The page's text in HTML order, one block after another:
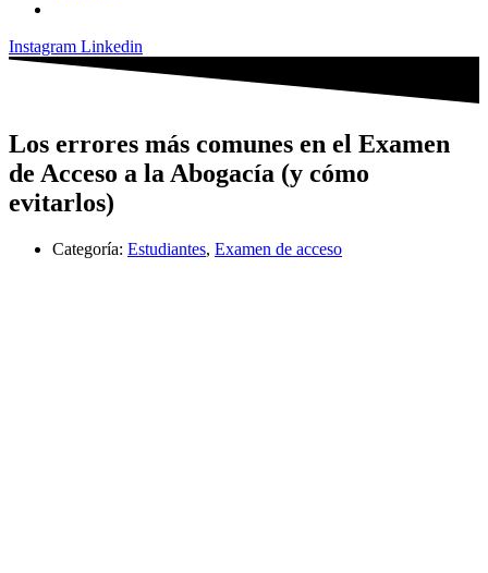
Instagram Linkedin
Los errores más comunes en el Examen
de Acceso a la Abogacía (y cómo
evitarlos)
Categoría: Estudiantes, Examen de acceso